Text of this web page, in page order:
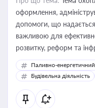
оформлення,
допомоги, що надається
важливою для
розвитку, реформ та
Паливно-
Будівельна діяльність